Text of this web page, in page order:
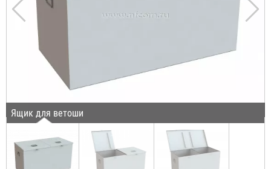
Ящик для ветоши